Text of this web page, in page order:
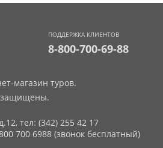
ПОДДЕРЖКА КЛИЕНТОВ
8-800-700-69-88
магазин туров.
защищены.
тел: (342) 255 42 17
700 6988 (звонок бесплатный)